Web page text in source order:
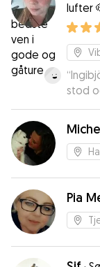
lufter
“
stod
ved
vil
og vil
Pia